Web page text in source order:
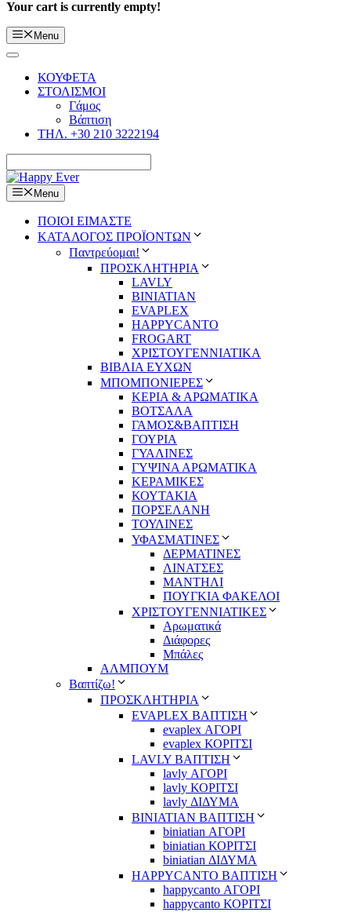
Your cart is currently empty!
Menu
ΚΟΥΦΕΤΑ
ΣΤΟΛΙΣΜΟΙ
Γάμος
Βάπτιση
ΤΗΛ. +30 210 3222194
Menu
ΠΟΙΟΙ ΕΙΜΑΣΤΕ
ΚΑΤΑΛΟΓΟΣ ΠΡΟΪΟΝΤΩΝ
Παντρεύομαι!
ΠΡΟΣΚΛΗΤΗΡΙΑ
LAVLY
BINIATIAN
EVAPLEX
HAPPYCANTO
FROGART
ΧΡΙΣΤΟΥΓΕΝΝΙΑΤΙΚΑ
ΒΙΒΛΙΑ ΕΥΧΩΝ
ΜΠΟΜΠΟΝΙΕΡΕΣ
ΚΕΡΙΑ & ΑΡΩΜΑΤΙΚΑ
ΒΟΤΣΑΛΑ
ΓΑΜΟΣ&ΒΑΠΤΙΣΗ
ΓΟΥΡΙΑ
ΓΥΑΛΙΝΕΣ
ΓΥΨΙΝΑ ΑΡΩΜΑΤΙΚΑ
ΚΕΡΑΜΙΚΕΣ
ΚΟΥΤΑΚΙΑ
ΠΟΡΣΕΛΑΝΗ
ΤΟΥΛΙΝΕΣ
ΥΦΑΣΜΑΤΙΝΕΣ
ΔΕΡΜΑΤΙΝΕΣ
ΛΙΝΑΤΣΕΣ
ΜΑΝΤΗΛΙ
ΠΟΥΓΚΙΑ ΦΑΚΕΛΟΙ
ΧΡΙΣΤΟΥΓΕΝΝΙΑΤΙΚΕΣ
Αρωματικά
Διάφορες
Μπάλες
ΑΛΜΠΟΥΜ
Βαπτίζω!
ΠΡΟΣΚΛΗΤΗΡΙΑ
EVAPLEX ΒΑΠΤΙΣΗ
evaplex ΑΓΟΡΙ
evaplex ΚΟΡΙΤΣΙ
LAVLY ΒΑΠΤΙΣΗ
lavly ΑΓΟΡΙ
lavly ΚΟΡΙΤΣΙ
lavly ΔΙΔΥΜΑ
ΒΙΝΙΑΤΙΑΝ ΒΑΠΤΙΣΗ
biniatian ΑΓΟΡΙ
biniatian ΚΟΡΙΤΣΙ
biniatian ΔΙΔΥΜΑ
HAPPYCANTO ΒΑΠΤΙΣΗ
happycanto ΑΓΟΡΙ
happycanto ΚΟΡΙΤΣΙ